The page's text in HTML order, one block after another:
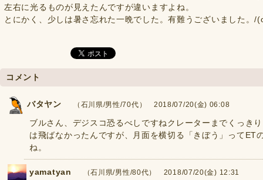
左右に光るものが見えたんですが違いますよね。
とにかく、少しは暑さ忘れた一晩でした。有難うございました。/
コメント
バタヤン （石川県/男性/70代） 2018/07/20(金) 06:08
ブルさん、デジスコ恐るべしですねクレーターまでくっき
は飛ばなかったんですが、月面を横切る「きぼう」ってET
ね。
yamatyan （石川県/男性/80代） 2018/07/20(金) 12:31